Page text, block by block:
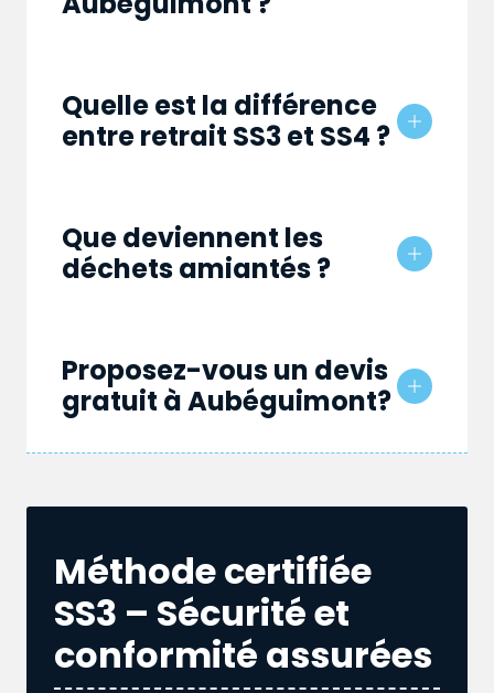
Quelle est la différence
entre retrait SS3 et SS4 ?
Que deviennent les
déchets amiantés ?
Proposez-vous un devis
gratuit à Aubéguimont?
Méthode certifiée
SS3 – Sécurité et
conformité assurées